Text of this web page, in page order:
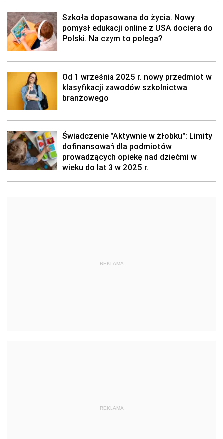
Szkoła dopasowana do życia. Nowy
pomysł edukacji online z USA dociera do
Polski. Na czym to polega?
Od 1 września 2025 r. nowy przedmiot w
klasyfikacji zawodów szkolnictwa
branżowego
Świadczenie "Aktywnie w żłobku": Limity
dofinansowań dla podmiotów
prowadzących opiekę nad dziećmi w
wieku do lat 3 w 2025 r.
REKLAMA
REKLAMA